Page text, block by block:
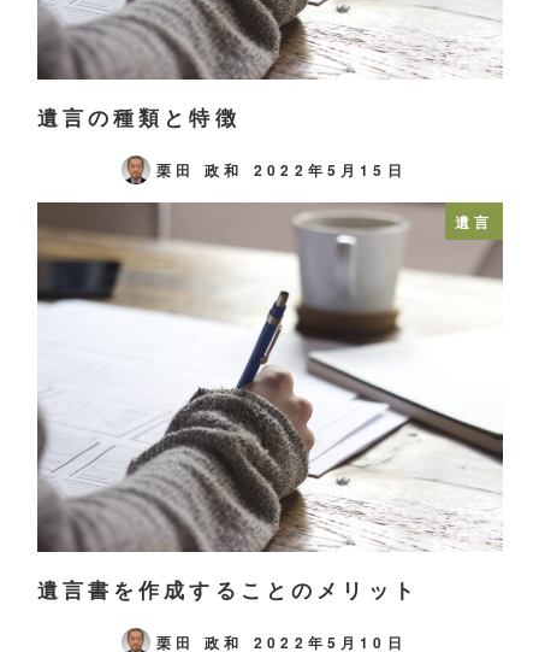
遺言の種類と特徴
栗田 政和 2022年5月15日
遺言
遺言書を作成することのメリット
栗田 政和 2022年5月10日